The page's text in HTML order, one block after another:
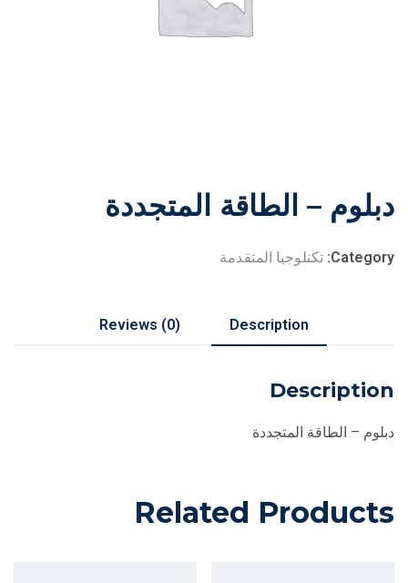
دبلوم – الطاقة المتجددة
Category: تكنلوجيا المتقدمة
Description
Reviews (0)
Description
دبلوم – الطاقة المتجددة
Related Products